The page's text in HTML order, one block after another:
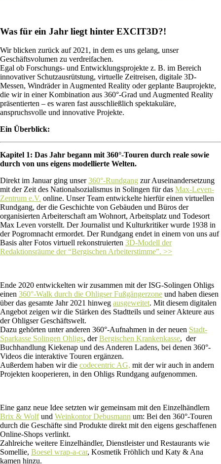
Was für ein Jahr liegt hinter EXCIT3D?!
Wir blicken zurück auf 2021, in dem es uns gelang, unser
Geschäftsvolumen zu verdreifachen.
Egal ob Forschungs- und Entwicklungsprojekte z. B. im Bereich
innovativer Schutzausrütstung, virtuelle Zeitreisen, digitale 3D-
Messen, Windräder in Augmented Reality oder geplante Bauprojekte,
die wir in einer Kombination aus 360°-Grad und Augmented Reality
präsentierten – es waren fast ausschließlich spektakuläre,
anspruchsvolle und innovative Projekte.
Ein Überblick:
Kapitel 1: Das Jahr begann mit 360°-Touren durch reale sowie
durch von uns eigens modellierte Welten.
Direkt im Januar ging unser360°-Rundgang zur Auseinandersetzung
mit der Zeit des Nationalsozialismus in Solingen für das Max-Leven-
Zentrum e.V. online. Unser Team entwickelte hierfür einen virtuellen
Rundgang, der die Geschichte von Gebäuden und Büros der
organisierten Arbeiterschaft am Wohnort, Arbeitsplatz und Todesort
Max Leven vorstellt. Der Journalist und Kulturkritiker wurde 1938 in
der Pogromnacht ermordet. Der Rundgang endet in einem von uns auf
Basis alter Fotos virtuell rekonstruierten 3D-Modell der
Redaktionsräume der “Bergischen Arbeiterstimme”. >>
Ende 2020 entwickelten wir zusammen mit der ISG-Solingen Ohligs
einen 360°-Walk durch die Ohligser Fußgängerzone und haben diesen
über das gesamte Jahr 2021 hinweg ausgeweitet. Mit diesem digitalen
Angebot zeigen wir die Stärken des Stadtteils und seiner Akteure aus
der Ohligser Geschäftswelt.
Dazu gehörten unter anderen 360°-Aufnahmen in der neuen Stadt-
Sparkasse Solingen Ohligs, derBergischen Krankenkasse, der
Buchhandlung Kiekenap und des Anderen Ladens, bei denen 360°-
Videos die interaktive Touren ergänzen.
Außerdem haben wir die codecentric AG, mit der wir auch in andern
Projekten kooperieren, in den Ohligs Rundgang aufgenommen.
Eine ganz neue Idee setzten wir gemeinsam mit den Einzelhändlern
Brix & Wolfund Weinkontor Debusmann um: Bei den 360°-Touren
durch die Geschäfte sind Produkte direkt mit den eigens geschaffenen
Online-Shops verlinkt.
Zahlreiche weitere Einzelhändler, Dienstleister und Restaurants wie
Somellie, Boesel wrap-a-car, Kosmetik Fröhlich und Katy & Ana
kamen hinzu.